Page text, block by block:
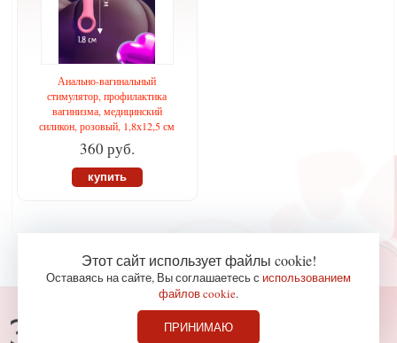
Анально-вагинальный
стимулятор, профилактика
вагинизма, медицинский
силикон, розовый, 1,8х12,5 см
360 руб.
купить
Консультации по телефону
Этот сайт использует файлы cookie!
Оставаясь на сайте, Вы соглашаетесь с использованием
файлов cookie.
ПРИНИМАЮ